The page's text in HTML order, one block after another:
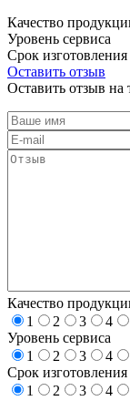
Качество
Уровень сервиса
Срок изготовления
Оставить отзыв
Оставить отзыв на
Качество
1
2 3 4
Уровень сервиса
1
2 3 4
Срок изготовления
1
2 3 4